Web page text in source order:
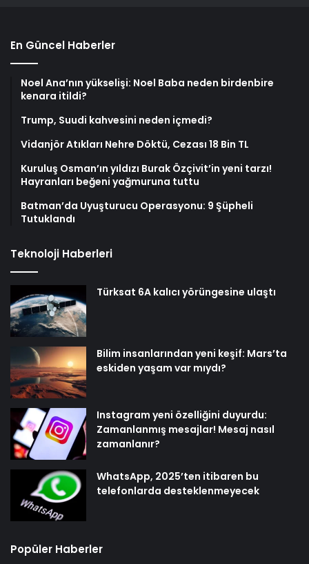
En Güncel Haberler
Noel Ana’nın yükselişi: Noel Baba neden birdenbire
kenara itildi?
Trump, Suudi kahvesini neden içmedi?
Vidanjör Atıkları Nehre Döktü, Cezası 18 Bin TL
Kuruluş Osman’ın yıldızı Burak Özçivit’in yeni tarzı!
Hayranları beğeni yağmuruna tuttu
Batman’da Uyuşturucu Operasyonu: 9 Şüpheli
Tutuklandı
Teknoloji Haberleri
Türksat 6A kalıcı yörüngesine ulaştı
Bilim insanlarından yeni keşif: Mars’ta
eskiden yaşam var mıydı?
Instagram yeni özelliğini duyurdu:
Zamanlanmış mesajlar! Mesaj nasıl
zamanlanır?
WhatsApp, 2025’ten itibaren bu
telefonlarda desteklenmeyecek
Popüler Haberler